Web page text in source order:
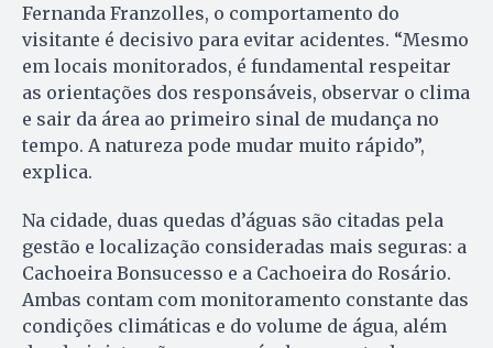
Fernanda Franzolles, o comportamento do
visitante é decisivo para evitar acidentes. “Mesmo
em locais monitorados, é fundamental respeitar
as orientações dos responsáveis, observar o clima
e sair da área ao primeiro sinal de mudança no
tempo. A natureza pode mudar muito rápido”,
explica.
Na cidade, duas quedas d’águas são citadas pela
gestão e localização consideradas mais seguras: a
Cachoeira Bonsucesso e a Cachoeira do Rosário.
Ambas contam com monitoramento constante das
condições climáticas e do volume de água, além